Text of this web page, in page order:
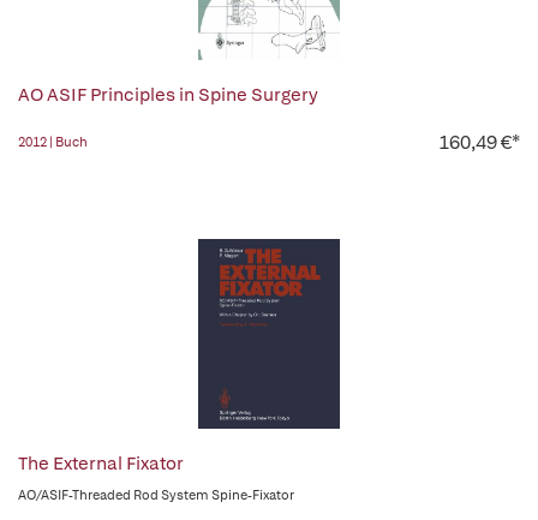
AO ASIF Principles in Spine Surgery
2012 | Buch 160,49 €*
The External Fixator
AO/ASIF-Threaded Rod System Spine-Fixator